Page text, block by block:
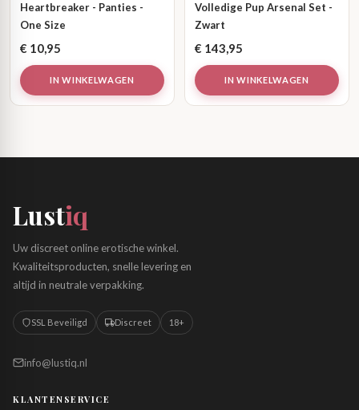
Heartbreaker - Panties -
One Size
€ 10,95
IN WINKELWAGEN
Volledige Pup Arsenal Set -
Zwart
€ 143,95
IN WINKELWAGEN
Lustiq
Uw discreet online erotische winkel.
Kwaliteitsproducten, snelle levering en
altijd in neutrale verpakking.
SSL Beveiligd Discreet 18+
info@lustiq.nl
KLANTENSERVICE